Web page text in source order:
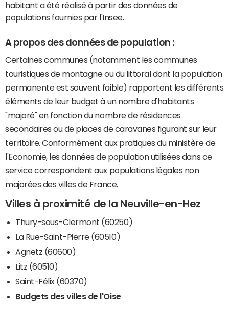
habitant a été réalisé à partir des données de
populations fournies par l'Insee.
A propos des données de population :
Certaines communes (notamment les communes
touristiques de montagne ou du littoral dont la population
permanente est souvent faible) rapportent les différents
éléments de leur budget à un nombre d'habitants
"majoré" en fonction du nombre de résidences
secondaires ou de places de caravanes figurant sur leur
territoire. Conformément aux pratiques du ministère de
l'Economie, les données de population utilisées dans ce
service correspondent aux populations légales non
majorées des villes de France.
Villes à proximité de la Neuville-en-Hez
Thury-sous-Clermont (60250)
La Rue-Saint-Pierre (60510)
Agnetz (60600)
Litz (60510)
Saint-Félix (60370)
Budgets des villes de l'Oise